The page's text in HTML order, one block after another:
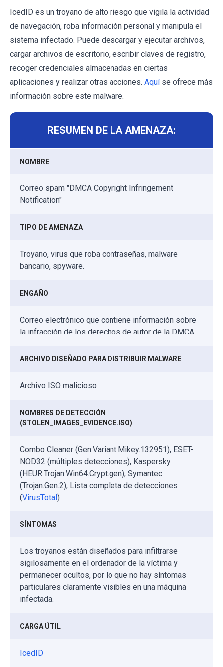
IcedID es un troyano de alto riesgo que vigila la actividad
de navegación, roba información personal y manipula el
sistema infectado. Puede descargar y ejecutar archivos,
cargar archivos de escritorio, escribir claves de registro,
recoger credenciales almacenadas en ciertas
aplicaciones y realizar otras acciones. Aquíse ofrece más
información sobre este malware.
RESUMEN DE LA AMENAZA:
NOMBRE
Correo spam "DMCA Copyright Infringement
Notification"
TIPO DE AMENAZA
Troyano, virus que roba contraseñas, malware
bancario, spyware.
ENGAÑO
Correo electrónico que contiene información sobre
la infracción de los derechos de autor de la DMCA
ARCHIVO DISEÑADO PARA DISTRIBUIR MALWARE
Archivo ISO malicioso
NOMBRES DE DETECCIÓN
(STOLEN_IMAGES_EVIDENCE.ISO)
Combo Cleaner (Gen:Variant.Mikey.132951), ESET-
NOD32 (múltiples detecciones), Kaspersky
(HEUR:Trojan.Win64.Crypt.gen), Symantec
(Trojan.Gen.2), Lista completa de detecciones
(VirusTotal)
SÍNTOMAS
Los troyanos están diseñados para infiltrarse
sigilosamente en el ordenador de la víctima y
permanecer ocultos, por lo que no hay síntomas
particulares claramente visibles en una máquina
infectada.
CARGA ÚTIL
IcedID